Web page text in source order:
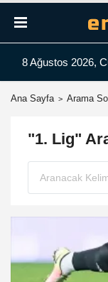
8 Ağustos 2026,
Ana Sayfa Arama
"1. Lig"